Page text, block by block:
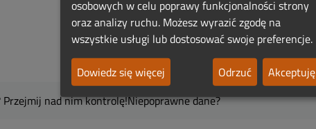
Przejmij nad nim kontrolę!Niepoprawne dane?
osobowych w celu poprawy funkcjonalności strony
oraz analizy ruchu. Możesz wyrazić zgodę na
wszystkie usługi lub dostosować swoje preferencje.
Dowiedz się więcej
Odrzuć Akceptuję